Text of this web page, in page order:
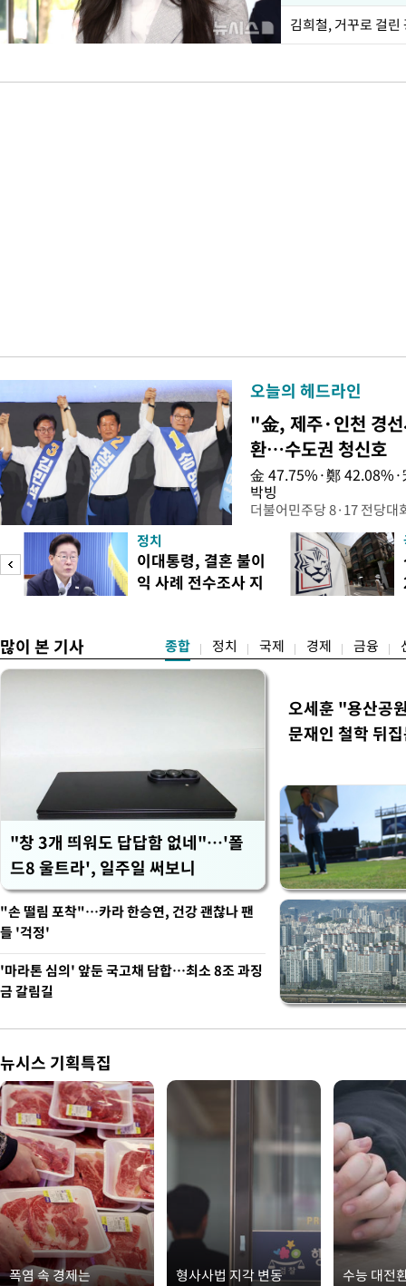
오늘의 헤드라인
"金, 제주·인천 경
환…수도권 청신호
金 47.75%·鄭
박빙
더불어민주당 8·17 전당대
인천 권리당원 투표에서
난주 첫 주말 순회경선에서
경남에서는 정청래 후보가
앙당 선관위원장은 8일 제
정치
이대통령, 결혼 불이
익 사례 전수조사 지
많이 본 기사 종합 정치 국제 경제 금융
"창 3개 띄워도 답답함 없네"…'폴
드8 울트라', 일주일 써보니
오세훈 "용산공
문재인 철학 뒤
"손 떨림 포착"…카라 한승연, 건강 괜찮나 팬
들 '걱정'
'마라톤 심의' 앞둔 국고채 담합…최소 8조 과징
금 갈림길
뉴시스 기획특집
폭염 속 경제는 형사사법 지각 변동 수능 대전